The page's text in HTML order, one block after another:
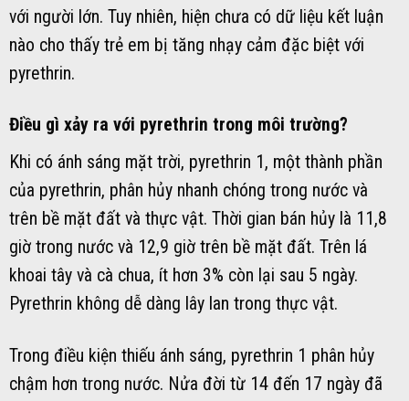
với người lớn. Tuy nhiên, hiện chưa có dữ liệu kết luận
nào cho thấy trẻ em bị tăng nhạy cảm đặc biệt với
pyrethrin.
Điều gì xảy ra với pyrethrin trong môi trường?
Khi có ánh sáng mặt trời, pyrethrin 1, một thành phần
của pyrethrin, phân hủy nhanh chóng trong nước và
trên bề mặt đất và thực vật. Thời gian bán hủy là 11,8
giờ trong nước và 12,9 giờ trên bề mặt đất. Trên lá
khoai tây và cà chua, ít hơn 3% còn lại sau 5 ngày.
Pyrethrin không dễ dàng lây lan trong thực vật.
Trong điều kiện thiếu ánh sáng, pyrethrin 1 phân hủy
chậm hơn trong nước. Nửa đời từ 14 đến 17 ngày đã